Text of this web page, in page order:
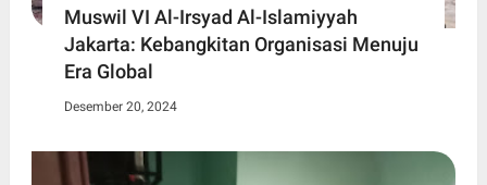
Muswil VI Al-Irsyad Al-Islamiyyah
Jakarta: Kebangkitan Organisasi Menuju
Era Global
Desember 20, 2024